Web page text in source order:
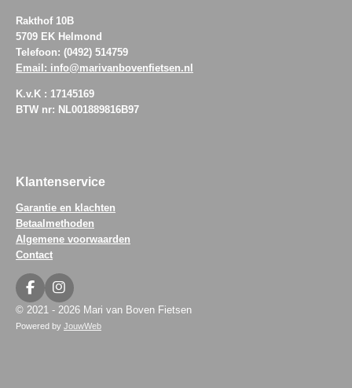
Rakthof 10B
5709 EK Helmond
Telefoon: (0492) 514759
Email: info@marivanbovenfietsen.nl
K.v.K : 17145169
BTW nr: NL001889816B97
Klantenservice
Garantie en klachten
Betaalmethoden
Algemene voorwaarden
Contact
F
a
e
I
n
t
© 2021 - 2026 Mari van Boven Fietsen
Powered by JouwWeb